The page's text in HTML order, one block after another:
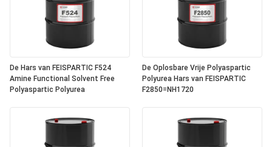
De Hars van FEISPARTIC F524
Amine Functional Solvent Free
Polyaspartic Polyurea
De Oplosbare Vrije Polyaspartic
Polyurea Hars van FEISPARTIC
F2850=NH1720